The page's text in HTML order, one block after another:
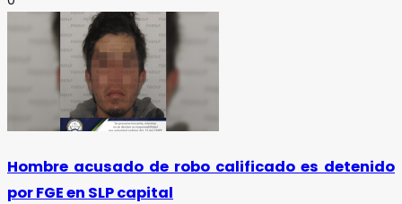
Hombre acusado de robo calificado es detenido
por FGE en SLP capital